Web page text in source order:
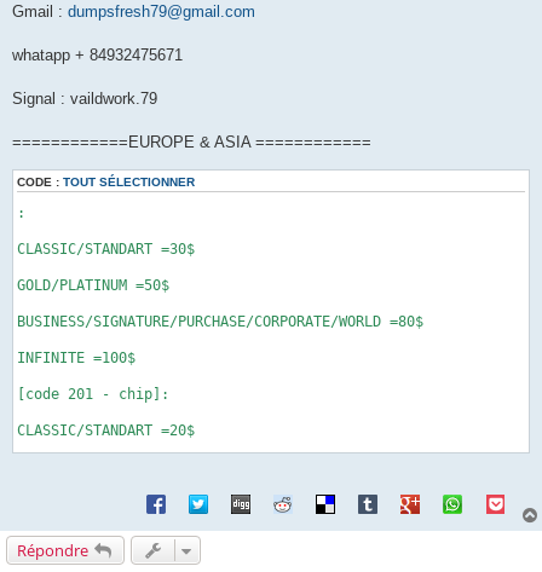
Gmail : dumpsfresh79@gmail.com
whatapp + 84932475671
Signal : vaildwork.79
============EUROPE & ASIA ============
CODE : TOUT SÉLECTIONNER
:
CLASSIC/STANDART =30$
GOLD/PLATINUM =50$
BUSINESS/SIGNATURE/PURCHASE/CORPORATE/WORLD =80$
INFINITE =100$
[code 201 - chip]:
CLASSIC/STANDART =20$
BUSINESS/SIGNATURE/PURCHASE/CORPORATE/WORLD =60$
Price for Dumps with Pin, Track 1/2 :
Répondre